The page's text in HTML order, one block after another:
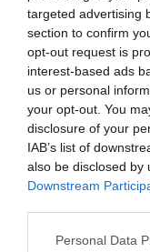
targeted advertising
section to confirm
opt-out request is
interest-based ads
us or personal
your opt-out. You
disclosure of your
IAB’s list of
also be disclosed by
Downstream
Please note that
Personal Data
06.08.2026 | 14:02
«Επιχείρηση
Αθήνα:
αντικείμενα